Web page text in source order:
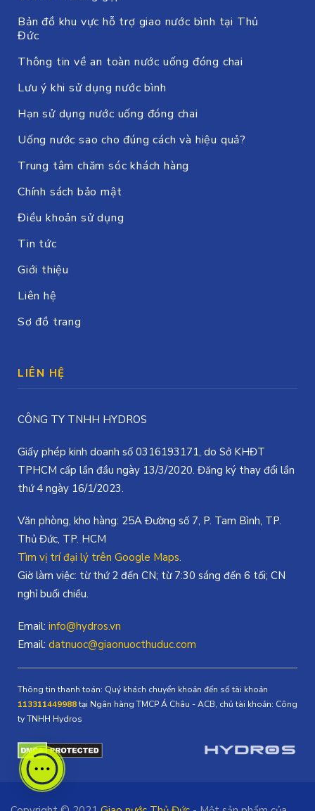
Bản đồ khu vực hỗ trợ giao nước bình tại Thủ
Đức
Thông tin về an toàn nước uống đóng chai
Lưu ý khi sử dụng nước bình
Hạn sử dụng nước uống đóng chai
Uống nước sao cho đúng cách và hiệu quả?
Trung tâm chăm sóc khách hàng
Chính sách bảo mật
Điều khoản sử dụng
Tin tức
Giới thiệu
Liên hệ
Sơ đồ trang
LIÊN HỆ
CÔNG TY TNHH HYDROS
Giấy phép kinh doanh số 0316193171, do Sở KHĐT
TPHCM cấp lần đầu ngày 13/3/2020. Đăng ký thay đổi lần
thứ 4 ngày 16/1/2023.
Văn phòng, kho hàng: 25A Đường số 7, P. Tam Bình, TP.
Thủ Đức, TP. HCM
Tìm vị trí đại lý trên Google Maps.
Giờ làm việc: từ thứ 2 đến CN; từ 7:30 sáng đến 6 tối; CN
nghỉ buổi chiều.
Email: info@hydros.vn
Email: datnuoc@giaonuocthuduc.com
Thông tin thanh toán: Quý khách chuyển khoản đến số tài khoản
113311449988tại Ngân hàng TMCP Á Châu - ACB, chủ tài khoản: Công
ty TNHH Hydros